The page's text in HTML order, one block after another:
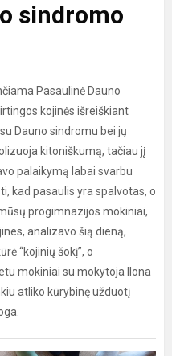
sindromo
Pasaulinė Dauno
kojinės išreiškiant
Dauno sindromu bei jų
kitoniškumą, tačiau jį
palaikymą labai svarbu
kad pasaulis yra spalvotas, o
progimnazijos mokiniai,
analizavo šią dieną,
“kojinių šokį”, o
mokiniai su mokytoja Ilona
atliko kūrybinę užduotį